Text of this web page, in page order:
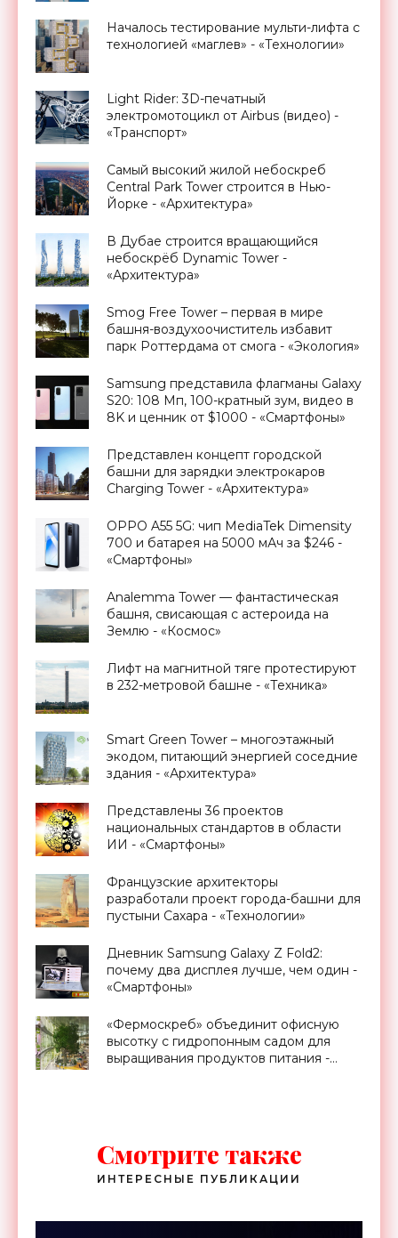
Началось тестирование мульти-лифта с
технологией «маглев» - «Технологии»
Light Rider: 3D-печатный
электромотоцикл от Airbus (видео) -
«Транспорт»
Самый высокий жилой небоскреб
Central Park Tower строится в Нью-
Йорке - «Архитектура»
В Дубае строится вращающийся
небоскрёб Dynamic Tower -
«Архитектура»
Smog Free Tower – первая в мире
башня-воздухоочиститель избавит
парк Роттердама от смога - «Экология»
Samsung представила флагманы Galaxy
S20: 108 Мп, 100-кратный зум, видео в
8K и ценник от $1000 - «Смартфоны»
Представлен концепт городской
башни для зарядки электрокаров
Charging Tower - «Архитектура»
OPPO A55 5G: чип MediaTek Dimensity
700 и батарея на 5000 мАч за $246 -
«Смартфоны»
Analemma Tower — фантастическая
башня, свисающая с астероида на
Землю - «Космос»
Лифт на магнитной тяге протестируют
в 232-метровой башне - «Техника»
Smart Green Tower – многоэтажный
экодом, питающий энергией соседние
здания - «Архитектура»
Представлены 36 проектов
национальных стандартов в области
ИИ - «Смартфоны»
Французские архитекторы
разработали проект города-башни для
пустыни Сахара - «Технологии»
Дневник Samsung Galaxy Z Fold2:
почему два дисплея лучше, чем один -
«Смартфоны»
«Фермоскреб» объединит офисную
высотку с гидропонным садом для
выращивания продуктов питания -
Смотрите также
ИНТЕРЕСНЫЕ ПУБЛИКАЦИИ